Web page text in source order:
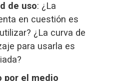
de uso: ¿La
en cuestión es
¿La curva de
para usarla es
por el medio